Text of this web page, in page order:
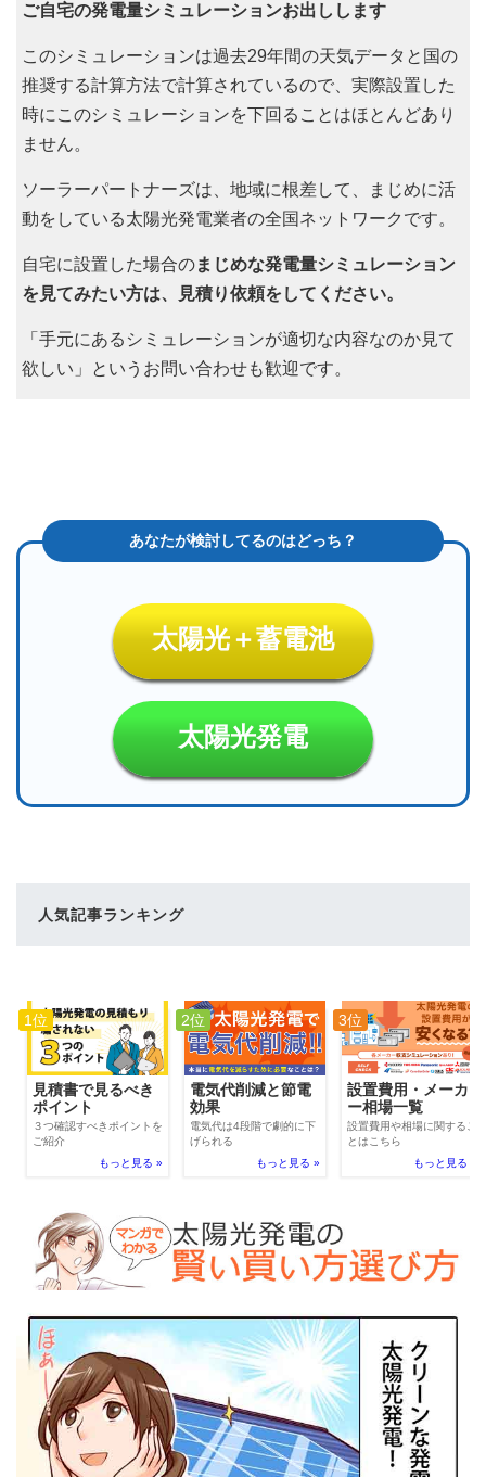
ご自宅の発電量シミュレーションお出しします
このシミュレーションは過去29年間の天気データと国の
推奨する計算方法で計算されているので、実際設置した
時にこのシミュレーションを下回ることはほとんどあり
ません。
ソーラーパートナーズは、地域に根差して、まじめに活
動をしている太陽光発電業者の全国ネットワークです。
自宅に設置した場合のまじめな発電量シミュレーション
を見てみたい方は、見積り依頼をしてください。
「手元にあるシミュレーションが適切な内容なのか見て
欲しい」というお問い合わせも歓迎です。
太陽光＋蓄電池
太陽光発電
人気記事ランキング
1位
見積書で見るべき
ポイント
３つ確認すべきポイントを
ご紹介
もっと見る »
2位
電気代削減と節電
効果
電気代は4段階で劇的に下
げられる
もっと見る »
3位
設置費用・メーカ
ー相場一覧
設置費用や相場に関するこ
とはこちら
もっと見る »